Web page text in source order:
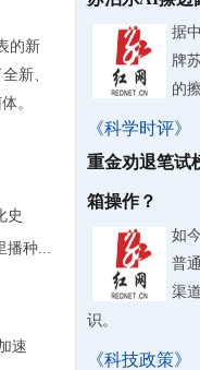
的新
新、
。
史
播种...
速
据
牌
的
《科学时评》
重金劝退笔试
箱操作？
如
普
渠
识。
《科技政策》